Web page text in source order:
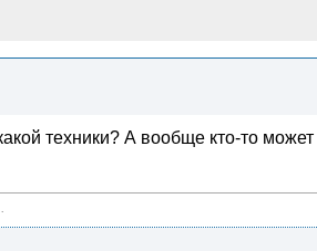
техники? А вообще кто-то